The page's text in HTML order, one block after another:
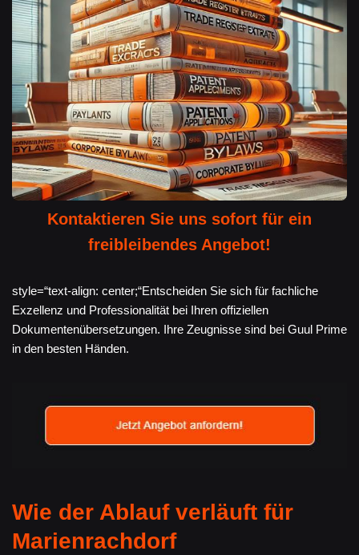
Kontaktieren Sie uns sofort für ein
freibleibendes Angebot!
style=“text-align: center;“Entscheiden Sie sich für fachliche
Exzellenz und Professionalität bei Ihren offiziellen
Dokumentenübersetzungen. Ihre Zeugnisse sind bei Guul Prime
in den besten Händen.
Wie der Ablauf verläuft für
Marienrachdorf